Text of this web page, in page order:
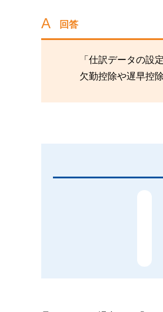
回答
「仕訳データの設
欠勤控除や遅早控